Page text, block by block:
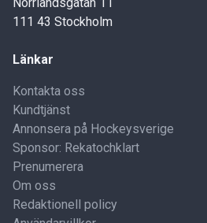
111 43 Stockholm
Länkar
Kontakta oss
Kundtjänst
Annonsera på Hockeysverige
Sponsor: Rekatochklart
Prenumerera
Om oss
Redaktionell policy